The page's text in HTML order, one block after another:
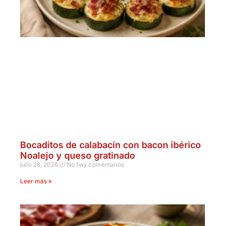
Bocaditos de calabacín con bacon ibérico
Noalejo y queso gratinado
julio 28, 2026 No hay comentarios
Leer más »